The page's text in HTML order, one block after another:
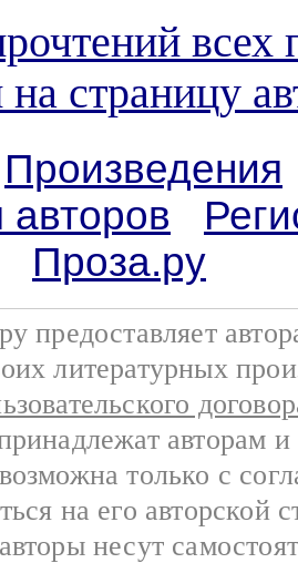
всех
страницу
Произведения
Проза.ру
предоставляет
литературных
авторам
только с
на его авторской
несут